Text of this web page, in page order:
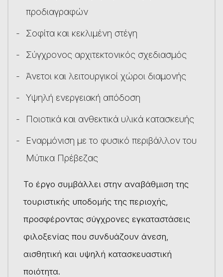
προδιαγραφών
Σοφίτα και κεκλιμένη στέγη
Σύγχρονος αρχιτεκτονικός σχεδιασμός
Άνετοι και λειτουργικοί χώροι διαμονής
Υψηλή ενεργειακή απόδοση
Ποιοτικά και ανθεκτικά υλικά κατασκευής
Εναρμόνιση με το φυσικό περιβάλλον του
Μύτικα Πρέβεζας
Το έργο συμβάλλει στην αναβάθμιση της
τουριστικής υποδομής της περιοχής,
προσφέροντας σύγχρονες εγκαταστάσεις
φιλοξενίας που συνδυάζουν άνεση,
αισθητική και υψηλή κατασκευαστική
ποιότητα.